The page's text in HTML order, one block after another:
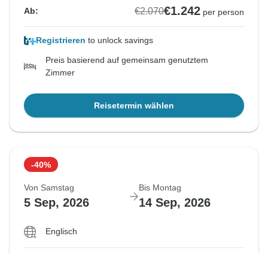
Ab: €2.070€1.242 per person
Registrieren to unlock savings
Preis basierend auf gemeinsam genutztem
Zimmer
Reisetermin wählen
-40%
Von Samstag
5 Sep, 2026
Bis Montag
14 Sep, 2026
Englisch